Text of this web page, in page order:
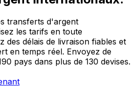
transferts d'argent
les tarifs en toute
des délais de livraison fiables et
en temps réel. Envoyez de
pays dans plus de 130 devises.